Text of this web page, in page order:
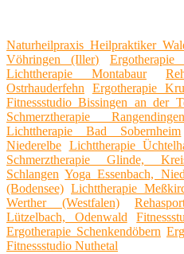
Naturheilpraxis Heilpraktiker
Vöhringen (Iller)
Ergotherapie
Lichttherapie Montabaur
Ostrhauderfehn
Ergotherapie
Fitnessstudio Bissingen an der
Schmerztherapie Rangendingen
Lichttherapie Bad Sobernheim
Niederelbe Lichttherapie
Schmerztherapie Glinde,
Schlangen Yoga Essenbach,
(Bodensee) Lichttherapie
Werther (Westfalen)
Lützelbach, Odenwald
Ergotherapie Schenkendöbern
Fitnessstudio Nuthetal